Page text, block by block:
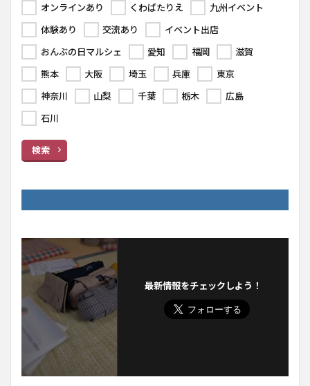
オンラインあり
くわばたりえ
九州イベント
体験あり
交流あり
イベント出店
おんぶの日マルシェ
愛知 福岡
滋賀
熊本
大阪 埼玉 兵庫
東京
神奈川
山梨 千葉 栃木
広島
石川
検索
最新情報をチェックしよう！